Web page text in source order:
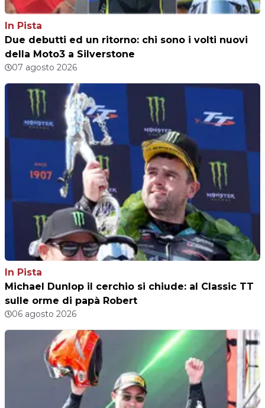
In Pista
Due debutti ed un ritorno: chi sono i volti nuovi
della Moto3 a Silverstone
07 agosto 2026
In Pista
Michael Dunlop il cerchio si chiude: al Classic TT
sulle orme di papà Robert
06 agosto 2026